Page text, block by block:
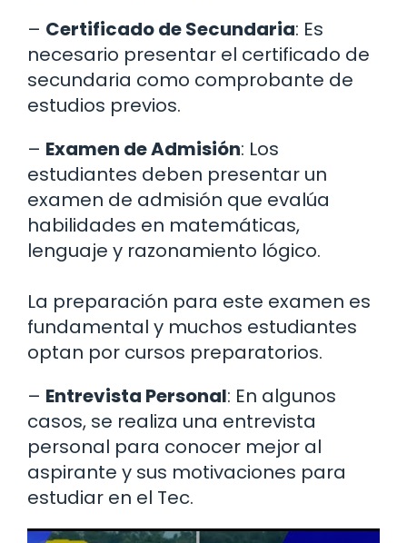
– Certificado de Secundaria: Es
necesario presentar el certificado de
secundaria como comprobante de
estudios previos.
– Examen de Admisión: Los
estudiantes deben presentar un
examen de admisión que evalúa
habilidades en matemáticas,
lenguaje y razonamiento lógico.
La preparación para este examen es
fundamental y muchos estudiantes
optan por cursos preparatorios.
– Entrevista Personal: En algunos
casos, se realiza una entrevista
personal para conocer mejor al
aspirante y sus motivaciones para
estudiar en el Tec.